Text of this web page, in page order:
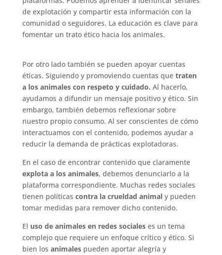
de explotación y compartir esta información con la
comunidad o seguidores. La educación es clave para
fomentar un trato ético hacia los animales.
Por otro lado también se pueden apoyar cuentas
éticas. Siguiendo y promoviendo cuentas que traten
a los animales con respeto y cuidado. Al hacerlo,
ayudamos a difundir un mensaje positivo y ético. Sin
embargo, también debemos reflexionar sobre
nuestro propio consumo. Al ser conscientes de cómo
interactuamos con el contenido, podemos ayudar a
reducir la demanda de prácticas explotadoras.
En el caso de encontrar contenido que claramente
explota a los animales, debemos denunciarlo a la
plataforma correspondiente. Muchas redes sociales
tienen políticas contra la crueldad animal y pueden
tomar medidas para remover dicho contenido.
El uso de animales en redes socialeses un tema
complejo que requiere un enfoque crítico y ético. Si
bien los animales pueden aportar alegría y